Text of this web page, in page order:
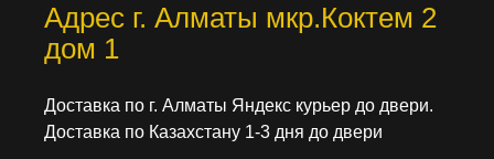
Адрес г. Алматы мкр.Коктем 2
дом 1
Доставка по г. Алматы Яндекс курьер до двери.
Доставка по Казахстану 1-3 дня до двери